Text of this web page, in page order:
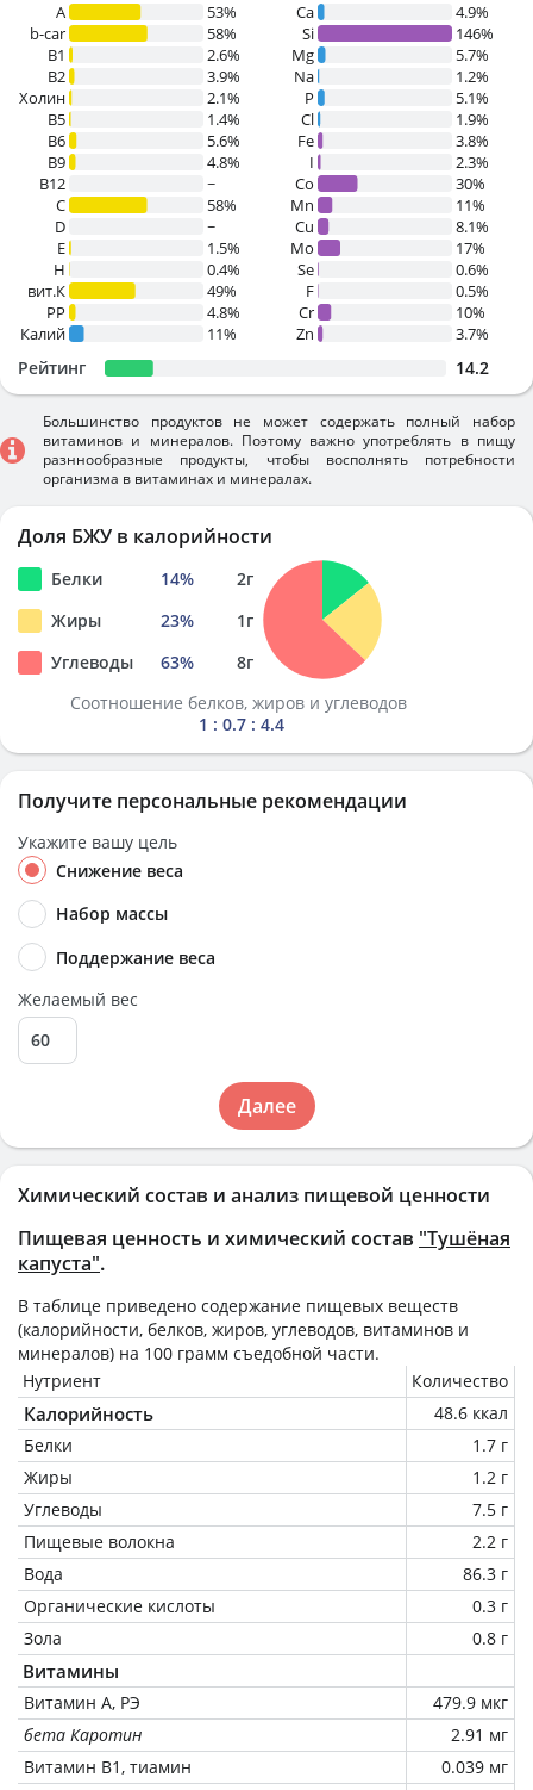
Химический состав и анализ пищевой ценности
Пищевая ценность и химический состав "Тушёная
капуста".
В таблице приведено содержание пищевых веществ
(калорийности, белков, жиров, углеводов, витаминов и
минералов) на 100 грамм съедобной части.
Нутриент
Количество
Калорийность
48.6 ккал
Белки
1.7 г
Жиры
1.2 г
Углеводы
7.5 г
Пищевые волокна
2.2 г
Вода
86.3 г
Органические кислоты
0.3 г
Зола
0.8 г
Витамины
Витамин А, РЭ
479.9 мкг
бета Каротин
2.91 мг
Витамин В1, тиамин
0.039 мг
A
53%
b-car
58%
В1
2.6%
B2
3.9%
Холин
2.1%
B5
1.4%
B6
5.6%
B9
4.8%
B12
~
C
58%
D
~
E
1.5%
H
0.4%
вит.К
49%
PP
4.8%
Калий
11%
Ca
4.9%
Si
146%
Mg
5.7%
Na
1.2%
P
5.1%
Cl
1.9%
Fe
3.8%
I
2.3%
Co
30%
Mn
11%
Cu
8.1%
Mo
17%
Se
0.6%
F
0.5%
Cr
10%
Zn
3.7%
Рейтинг 14.2
Большинство продуктов не может содержать полный набор
витаминов и минералов. Поэтому важно употреблять в пищу
разннообразные продукты, чтобы восполнять потребности
организма в витаминах и минералах.
Доля БЖУ в калорийности
Белки 14% 2г
Жиры
23% 1г
Углеводы
63% 8г
Соотношение белков, жиров и углеводов
1 : 0.7 : 4.4
Получите персональные рекомендации
Укажите вашу цель
Снижение веса
Набор массы
Поддержание веса
Желаемый вес
Далее